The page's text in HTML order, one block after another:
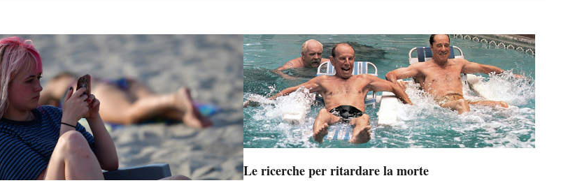
Le ricerche per ritardare la morte